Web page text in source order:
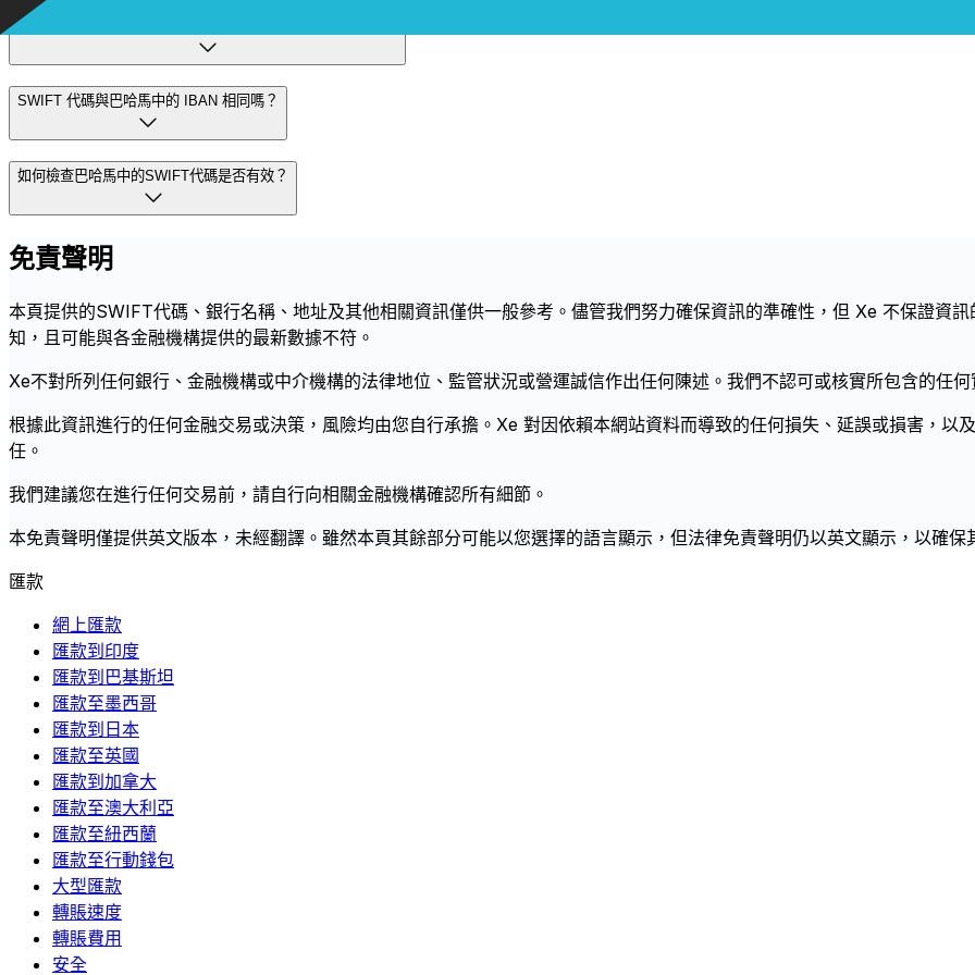
如果我在巴哈馬中使用了錯誤的 Swift 程式碼會發生什麼事？
SWIFT 代碼與巴哈馬中的 IBAN 相同嗎？
如何檢查巴哈馬中的SWIFT代碼是否有效？
免責聲明
本頁提供的SWIFT代碼、銀行名稱、地址及其他相關資訊僅供一般參考。儘管我們努力確保資訊的準確性，但 Xe 不保證資
知，且可能與各金融機構提供的最新數據不符。
Xe不對所列任何銀行、金融機構或中介機構的法律地位、監管狀況或營運誠信作出任何陳述。我們不認可或核實所包含的任
根據此資訊進行的任何金融交易或決策，風險均由您自行承擔。Xe 對因依賴本網站資料而導致的任何損失、延誤或損害，以
任。
我們建議您在進行任何交易前，請自行向相關金融機構確認所有細節。
本免責聲明僅提供英文版本，未經翻譯。雖然本頁其餘部分可能以您選擇的語言顯示，但法律免責聲明仍以英文顯示，以確保
匯款
網上匯款
匯款到印度
匯款到巴基斯坦
匯款至墨西哥
匯款到日本
匯款至英國
匯款到加拿大
匯款至澳大利亞
匯款至紐西蘭
匯款至行動錢包
大型匯款
轉賬速度
轉賬費用
安全